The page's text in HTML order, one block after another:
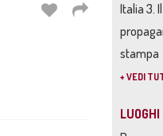
Italia 3.
stampa
+ VEDI
LUOGHI